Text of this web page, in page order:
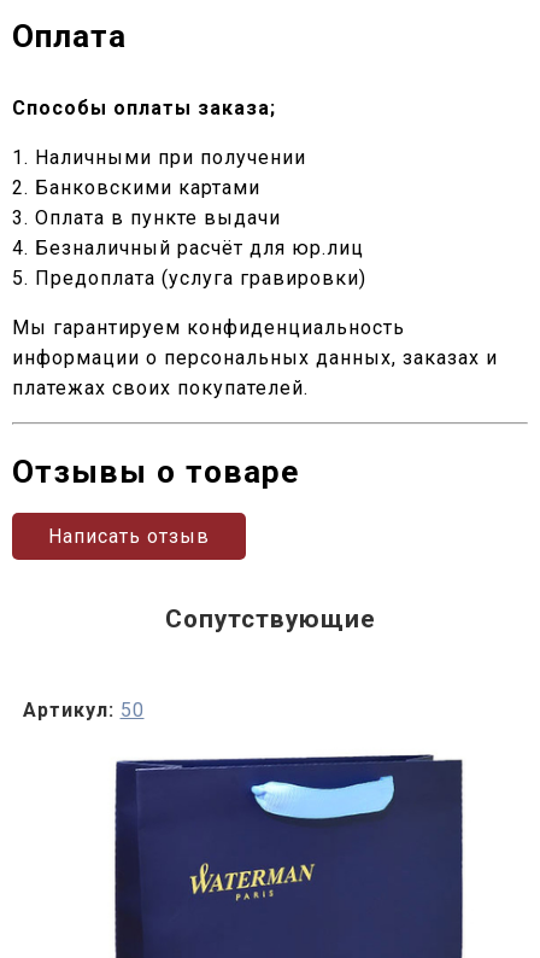
Оплата
Способы оплаты заказа;
1. Наличными при получении
2. Банковскими картами
3. Оплата в пункте выдачи
4. Безналичный расчёт для юр.лиц
5. Предоплата (услуга гравировки)
Мы гарантируем конфиденциальность
информации о персональных данных, заказах и
платежах своих покупателей.
Отзывы о товаре
Написать отзыв
Сопутствующие
Артикул: 50